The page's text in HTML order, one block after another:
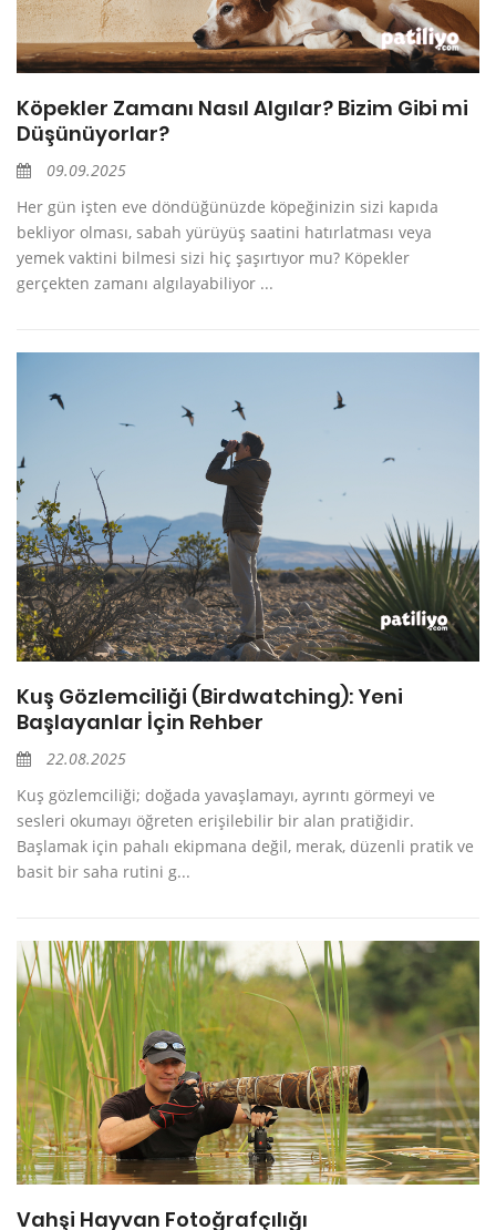
Köpekler Zamanı Nasıl Algılar? Bizim Gibi mi
Düşünüyorlar?
09.09.2025
Her gün işten eve döndüğünüzde köpeğinizin sizi kapıda
bekliyor olması, sabah yürüyüş saatini hatırlatması veya
yemek vaktini bilmesi sizi hiç şaşırtıyor mu? Köpekler
gerçekten zamanı algılayabiliyor ...
Kuş Gözlemciliği (Birdwatching): Yeni
Başlayanlar İçin Rehber
22.08.2025
Kuş gözlemciliği; doğada yavaşlamayı, ayrıntı görmeyi ve
sesleri okumayı öğreten erişilebilir bir alan pratiğidir.
Başlamak için pahalı ekipmana değil, merak, düzenli pratik ve
basit bir saha rutini g...
Vahşi Hayvan Fotoğrafçılığı